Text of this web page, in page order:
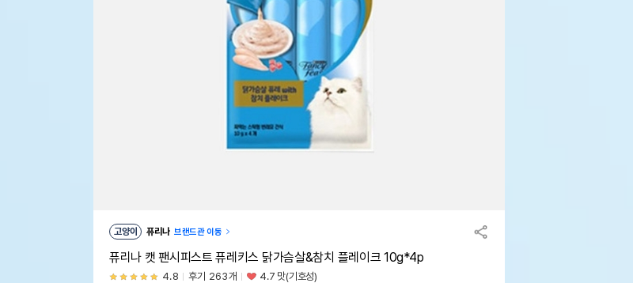
고양이 퓨리나 브랜드관 이동
퓨리나 캣 팬시피스트 퓨레키스 닭가슴살&참치 플레이크 10g*4p
4.8 후기 263개 4.7 맛(기호성)